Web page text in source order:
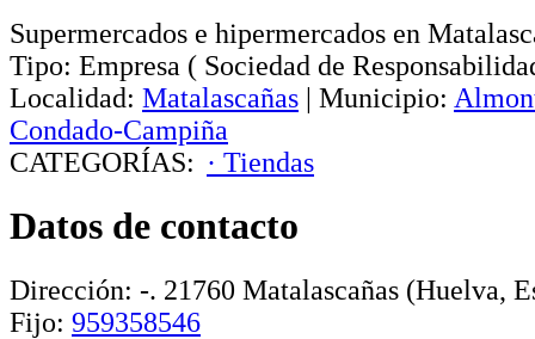
Supermercados e hipermercados en
Tipo: Empresa ( Sociedad de
Localidad: Matalascañas | Municipio:
Condado-Campiña
CATEGORÍAS: · Tiendas
Datos de contacto
Dirección: -. 21760 Matalascañas (Huelva,
Fijo: 959358546